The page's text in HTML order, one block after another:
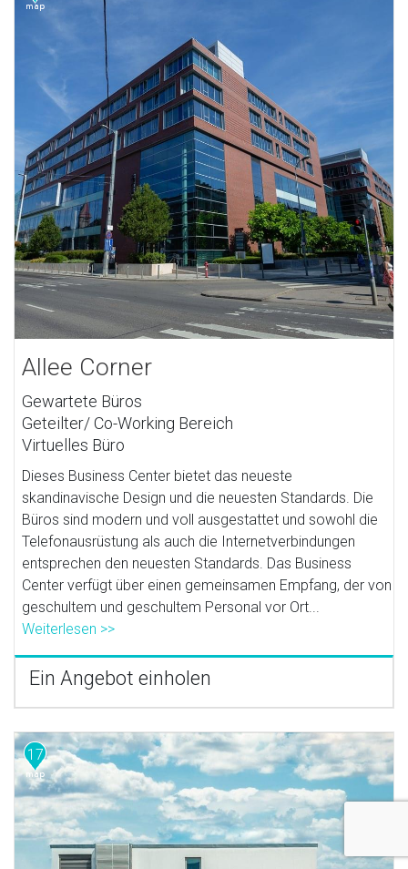
Allee Corner
Gewartete Büros
Geteilter/ Co-Working Bereich
Virtuelles Büro
Dieses Business Center bietet das neueste
skandinavische Design und die neuesten Standards. Die
Büros sind modern und voll ausgestattet und sowohl die
Telefonausrüstung als auch die Internetverbindungen
entsprechen den neuesten Standards. Das Business
Center verfügt über einen gemeinsamen Empfang, der von
geschultem und geschultem Personal vor Ort...
Weiterlesen >>
Ein Angebot einholen
17